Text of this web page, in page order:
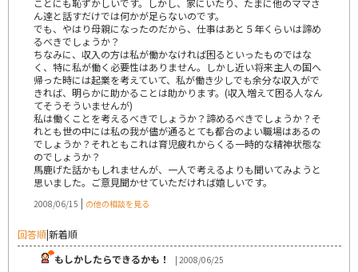
ん達と話すだけでは何かが足らないのです。
でも、やはり母親になったのだから、仕事はあと５年くらいは諦め
るべきでしょうか？
ちなみに、収入の方は私が働かなければ困るといったものではな
く、特に私が働く必要性はありません。しかし近い将来主人の国へ
帰った時には起業を考えていて、私が働き少しでも余分な収入がで
きれば、明らかに助かることは助かります。(収入増えて困る人なん
てそうそういませんが)
私は働くことを考えるべきでしょうか？諦めるべきでしょうか？そ
れとも世の中には私の我が儘が通るとても都合のよい職場はあるの
でしょうか？それともこれは育児疲れからくる一時的な精神状態な
のでしょうか？
馬鹿げた話かもしれませんが、一人で考えるよりも聞いてみようと
思いました。ご意見聞かせていただければ嬉しいです。
2008/06/15 | の他の相談を見る
回答順|新着順
もしかしたらできるかも！
| 2008/06/25